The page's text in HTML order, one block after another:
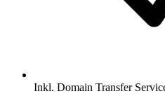
Inkl. Domain Transfer